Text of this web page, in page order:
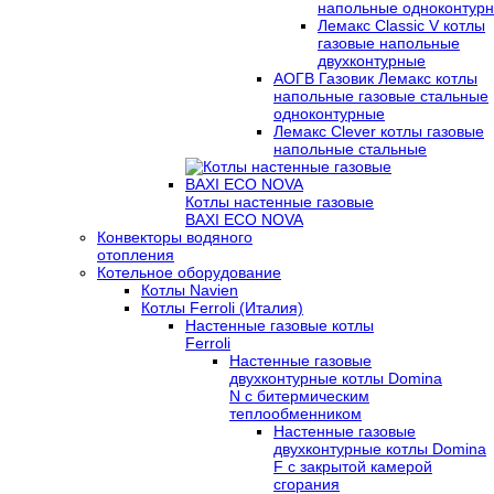
напольные
Лемакс Classic V котлы
газовые напольные
двухконтурные
АОГВ Газовик Лемакс котлы
напольные газовые стальные
одноконтурные
Лемакс Clever котлы газовые
напольные стальные
Котлы настенные газовые
BAXI ECO NOVA
Конвекторы водяного
отопления
Котельное оборудование
Котлы Navien
Котлы Ferroli (Италия)
Настенные газовые котлы
Ferroli
Настенные газовые
двухконтурные котлы Domina
N с битермическим
теплообменником
Настенные газовые
двухконтурные котлы Domina
F с закрытой камерой
сгорания